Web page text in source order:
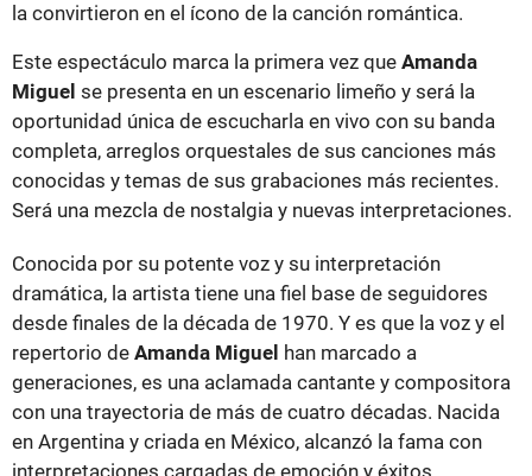
la convirtieron en el ícono de la canción romántica.
Este espectáculo marca la primera vez que Amanda
Miguel se presenta en un escenario limeño y será la
oportunidad única de escucharla en vivo con su banda
completa, arreglos orquestales de sus canciones más
conocidas y temas de sus grabaciones más recientes.
Será una mezcla de nostalgia y nuevas interpretaciones.
Conocida por su potente voz y su interpretación
dramática, la artista tiene una fiel base de seguidores
desde finales de la década de 1970. Y es que la voz y el
repertorio de Amanda Miguel han marcado a
generaciones, es una aclamada cantante y compositora
con una trayectoria de más de cuatro décadas. Nacida
en Argentina y criada en México, alcanzó la fama con
interpretaciones cargadas de emoción y éxitos